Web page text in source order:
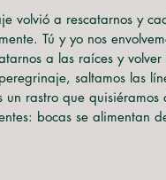
volvió a rescatarnos y
Tú y yo nos
a las raíces y
saltamos las
un rastro que
bocas se alimentan